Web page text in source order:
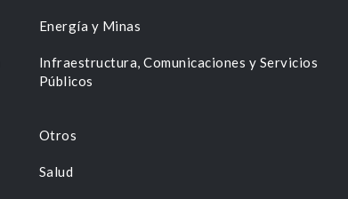
Energía y Minas
Infraestructura, Comunicaciones y Servicios
Públicos
Otros
Salud